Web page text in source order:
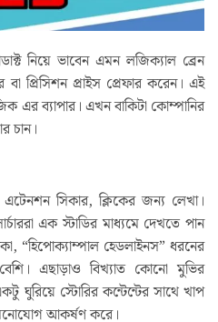
নিয়ে ভাবেন এমন লজিক্যাল ব্রেন
প্রিসিশন প্রাইস প্রেফার করেন। এই
এর ব্যাপার। এখন বাকিটা কোম্পানির
চান।
এটেনশন সিকার, ক্লিকের জন্য লেখা।
এক স্টাডির মাধ্যমে দেখতে পান
“হিপোক্যাম্পাল হেডলাইনস” ধরনের
এছাড়াও বিখ্যাত কোনো মুভির
ঘুরিয়ে স্টোরির কন্টেন্টের সাথে খাপ
আকর্ষণ করে।